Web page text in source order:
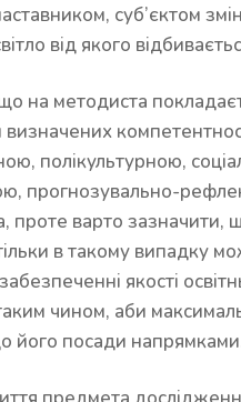
суб’єктом
від якого
на методиста
полікультурною,
прогнозувально-
проте варто
в такому випадку
якості
чином, аби
його посади